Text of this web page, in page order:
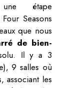
une étape
Seasons
que nous
de bien-
Il y a 3
9 salles où
associant les